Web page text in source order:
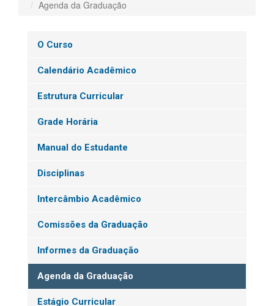
Agenda da Graduação
O Curso
Calendário Acadêmico
Estrutura Curricular
Grade Horária
Manual do Estudante
Disciplinas
Intercâmbio Acadêmico
Comissões da Graduação
Informes da Graduação
Agenda da Graduação
Estágio Curricular